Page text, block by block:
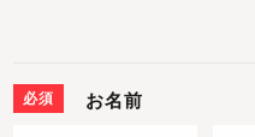
必須 お名前